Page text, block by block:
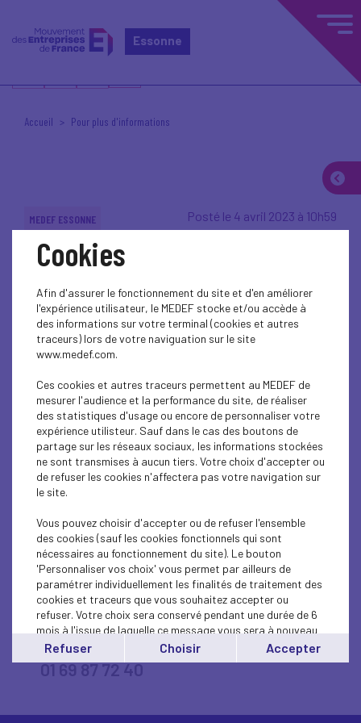
Essonne
Accueil Pour plus d'informations
MEDEF ESSONNE Posté le 4 avril 2023 à 10h59
Pour plus
d'informations
8 Rue Montespan
91000 Evry-Courcouronnes
contact@medef-essonne.fr
01 69 87 72 40
Cookies
Afin d'assurer le fonctionnement du site et d'en améliorer
l'expérience utilisateur, le MEDEF stocke et/ou accède à
des informations sur votre terminal (cookies et autres
traceurs) lors de votre naviguation sur le site
www.medef.com.
Ces cookies et autres traceurs permettent au MEDEF de
mesurer l'audience et la performance du site, de réaliser
des statistiques d'usage ou encore de personnaliser votre
expérience utilisteur. Sauf dans le cas des boutons de
partage sur les réseaux sociaux, les informations stockées
ne sont transmises à aucun tiers. Votre choix d'accepter ou
de refuser les cookies n'affectera pas votre navigation sur
le site.
Vous pouvez choisir d'accepter ou de refuser l'ensemble
des cookies (sauf les cookies fonctionnels qui sont
nécessaires au fonctionnement du site). Le bouton
'Personnaliser vos choix' vous permet par ailleurs de
paramétrer individuellement les finalités de traitement des
cookies et traceurs que vous souhaitez accepter ou
refuser. Votre choix sera conservé pendant une durée de 6
mois à l'issue de laquelle ce message vous sera à nouveau
affiché..
Vous pouvez modifier votre choix à tout moment en
cliquant sur le lien'cookies'
Refuser Choisir Accepter